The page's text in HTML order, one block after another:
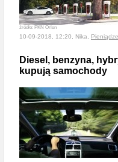
źródło: PKN Orlen
10-09-2018, 12:20, Nika, Pieniądze
Diesel, benzyna,
kupują samochody